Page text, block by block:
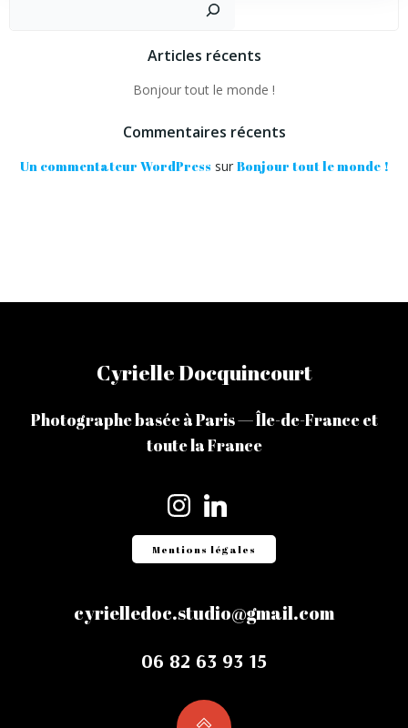
Articles récents
Bonjour tout le monde !
Commentaires récents
Un commentateur WordPress sur Bonjour tout le monde !
Cyrielle Docquincourt
Photographe basée à Paris — Île-de-France et
toute la France
Mentions légales
cyrielledoc.studio@gmail.com
06 82 63 93 15